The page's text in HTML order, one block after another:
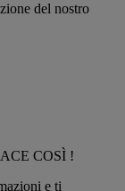
del nostro
COSÌ !
e ti